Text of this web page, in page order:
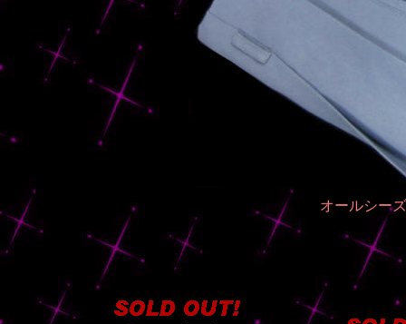
オールシー